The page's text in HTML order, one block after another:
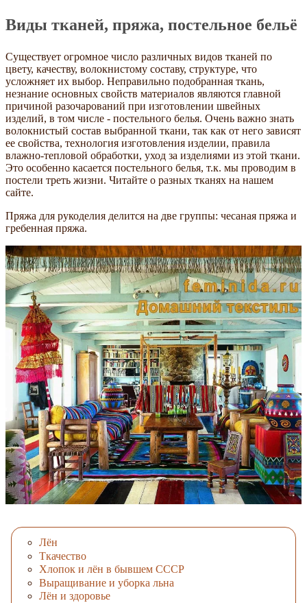
Виды тканей, пряжа, постельное бельё
Существует огромное число различных видов тканей по
цвету, качеству, волокнистому составу, структуре, что
усложняет их выбор. Неправильно подобранная ткань,
незнание основных свойств материалов являются главной
причиной разочарований при изготовлении швейных
изделий, в том числе - постельного белья. Очень важно знать
волокнистый состав выбранной ткани, так как от него зависят
ее свойства, технология изготовления изделии, правила
влажно-тепловой обработки, уход за изделиями из этой ткани.
Это особенно касается постельного белья, т.к. мы проводим в
постели треть жизни. Читайте о разных тканях на нашем
сайте.
Пряжа для рукоделия делится на две группы: чесаная пряжа и
гребенная пряжа.
Лён
Ткачество
Хлопок и лён в бывшем СССР
Выращивание и уборка льна
Лён и здоровье